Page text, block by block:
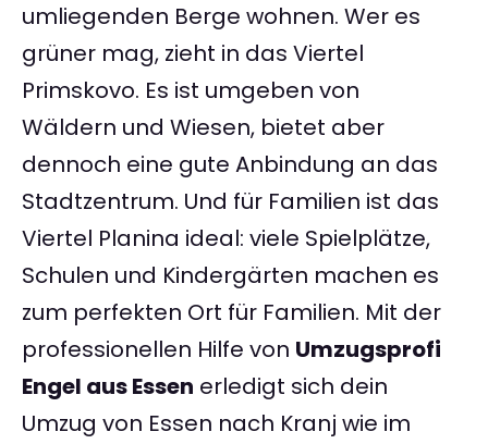
umliegenden Berge wohnen. Wer es
grüner mag, zieht in das Viertel
Primskovo. Es ist umgeben von
Wäldern und Wiesen, bietet aber
dennoch eine gute Anbindung an das
Stadtzentrum. Und für Familien ist das
Viertel Planina ideal: viele Spielplätze,
Schulen und Kindergärten machen es
zum perfekten Ort für Familien. Mit der
professionellen Hilfe von Umzugsprofi
Engel aus Essen erledigt sich dein
Umzug von Essen nach Kranj wie im